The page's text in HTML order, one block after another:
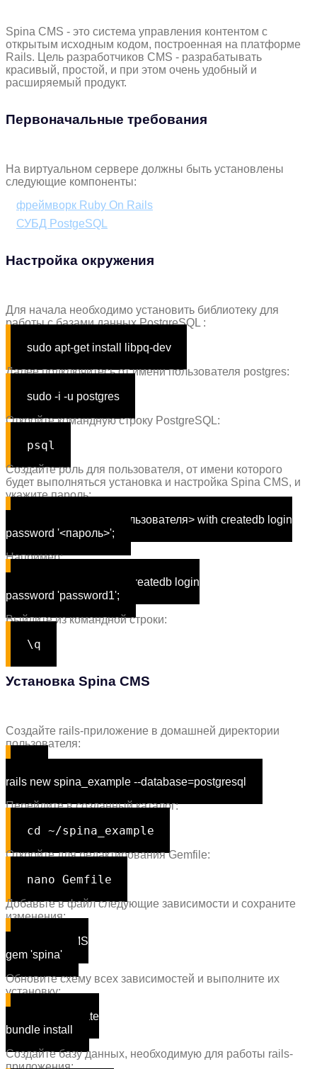
Spina CMS - это система управления контентом с
открытым исходным кодом, построенная на платформе
Rails. Цель разработчиков CMS - разрабатывать
красивый, простой, и при этом очень удобный и
расширяемый продукт.
Первоначальные требования
На виртуальном сервере должны быть установлены
следующие компоненты:
фреймворк Ruby On Rails
СУБД PostgeSQL
Настройка окружения
Для начала необходимо установить библиотеку для
работы с базами данных PostgreSQL :
sudo apt-get install libpq-dev
Далее подключитесь от имени пользователя postgres:
sudo -i -u postgres
Откройте командную строку PostgreSQL:
psql
Создайте роль для пользователя, от имени которого
будет выполняться установка и настройка Spina CMS, и
укажите пароль:
create role <имя_пользователя> with createdb login
password '<пароль>';
Например:
create role root with createdb login
password 'password1';
Выйдите из командной строки:
\q
Установка Spina CMS
Создайте rails-приложение в домашней директории
пользователя:
rails new spina_example --database=postgresql
Перейдите в созданный каталог:
cd ~/spina_example
Откройте для редактирования Gemfile:
nano Gemfile
Добавьте в файл следующие зависимости и сохраните
изменения:
#SpinaCMS
gem 'spina'
Обновите схему всех зависимостей и выполните их
установку:
bundle update
bundle install
Создайте базу данных, необходимую для работы rails-
приложения: